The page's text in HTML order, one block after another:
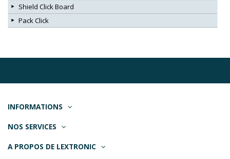
Shield Click Board
Pack Click
INFORMATIONS
NOS SERVICES
A PROPOS DE LEXTRONIC